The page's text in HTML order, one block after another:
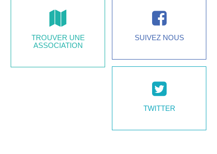
TROUVER UNE
ASSOCIATION
SUIVEZ NOUS
TWITTER